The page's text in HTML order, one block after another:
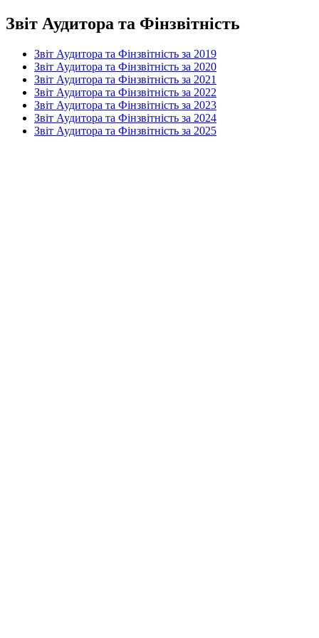
Звіт Аудитора та Фінзвітність
Звіт Аудитора та Фінзвітність за 2019
Звіт Аудитора та Фінзвітність за 2020
Звіт Аудитора та Фінзвітність за 2021
Звіт Аудитора та Фінзвітність за 2022
Звіт Аудитора та Фінзвітність за 2023
Звіт Аудитора та Фінзвітність за 2024
Звіт Аудитора та Фінзвітність за 2025